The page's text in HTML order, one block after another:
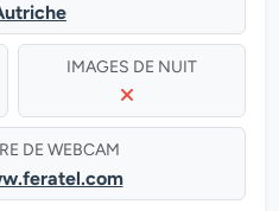
IMAGES DE NUIT
DE WEBCAM